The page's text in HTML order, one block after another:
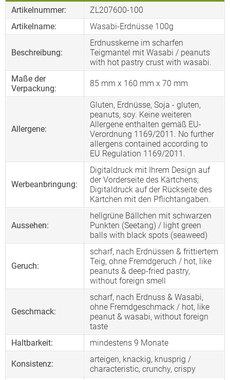
Artikelnummer:
ZL207600-100
Artikelname:
Wasabi-Erdnüsse 100g
Beschreibung:
Erdnusskerne im scharfen
Teigmantel mit Wasabi / peanuts
with hot pastry crust with wasabi.
Maße der
Verpackung:
85 mm x 160 mm x 70 mm
Allergene:
Gluten, Erdnüsse, Soja - gluten,
peanuts, soy. Keine weiteren
Allergene enthalten gemäß EU-
Verordnung 1169/2011. No further
allergens contained according to
EU Regulation 1169/2011.
Werbeanbringung:
Digitaldruck mit Ihrem Design auf
der Vorderseite des Kärtchens;
Digitaldruck auf der Rückseite des
Kärtchen mit den Pflichtangaben.
Aussehen:
hellgrüne Bällchen mit schwarzen
Punkten (Seetang) / light green
balls with black spots (seaweed)
Geruch:
scharf, nach Erdnüssen & frittiertem
Teig, ohne Fremdgeruch / hot, like
peanuts & deep-fried pastry,
without foreign smell
Geschmack:
scharf, nach Erdnuss & Wasabi,
ohne Fremdgeschmack / hot, like
peanut & wasabi, without foreign
taste
Haltbarkeit:
mindestens 9 Monate
Konsistenz:
arteigen, knackig, knusprig /
characteristic, crunchy, crispy